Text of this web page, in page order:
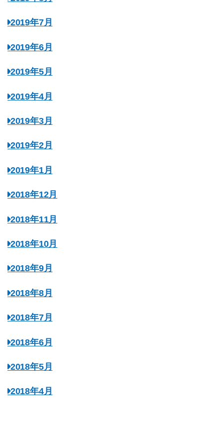
2019年7月
2019年6月
2019年5月
2019年4月
2019年3月
2019年2月
2019年1月
2018年12月
2018年11月
2018年10月
2018年9月
2018年8月
2018年7月
2018年6月
2018年5月
2018年4月